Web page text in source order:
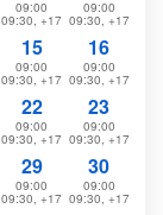
09:00
09:30, +17
09:00
09:30, +17
15
09:00
09:30, +17
16
09:00
09:30, +17
22
09:00
09:30, +17
23
09:00
09:30, +17
29
09:00
09:30, +17
30
09:00
09:30, +17